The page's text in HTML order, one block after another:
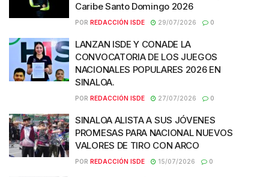
Caribe Santo Domingo 2026
POR REDACCIÓN ISDE 29/07/2026 0
LANZAN ISDE Y CONADE LA
CONVOCATORIA DE LOS JUEGOS
NACIONALES POPULARES 2026 EN
SINALOA.
POR REDACCIÓN ISDE 27/07/2026 0
SINALOA ALISTA A SUS JÓVENES
PROMESAS PARA NACIONAL NUEVOS
VALORES DE TIRO CON ARCO
POR REDACCIÓN ISDE 15/07/2026 0